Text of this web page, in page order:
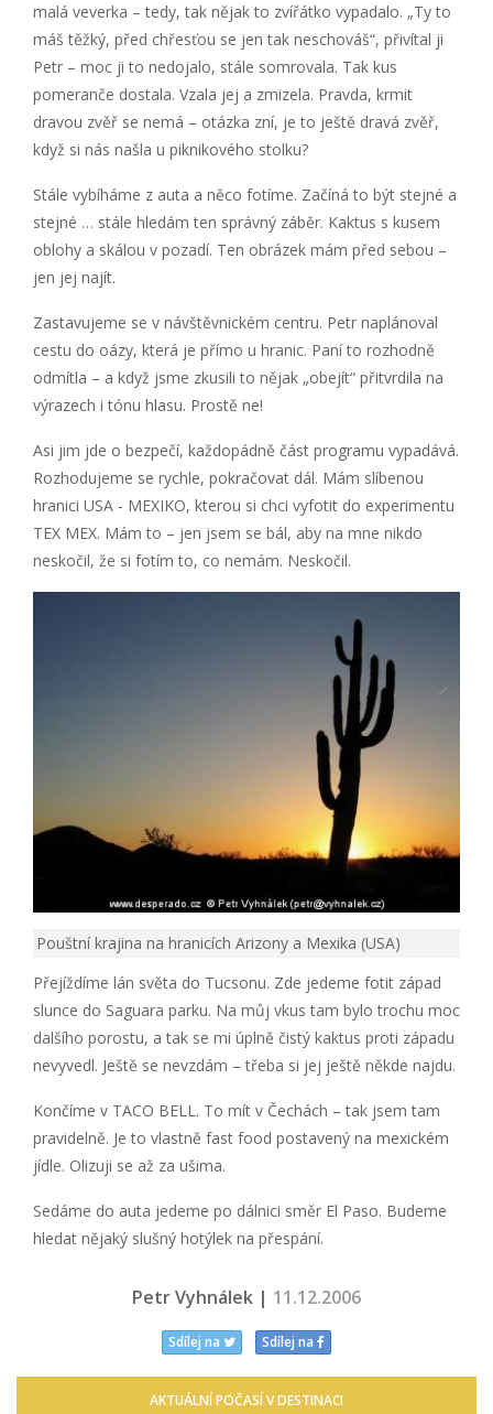
malá veverka – tedy, tak nějak to zvířátko vypadalo. „Ty to
máš těžký, před chřesťou se jen tak neschováš“, přivítal ji
Petr – moc ji to nedojalo, stále somrovala. Tak kus
pomeranče dostala. Vzala jej a zmizela. Pravda, krmit
dravou zvěř se nemá – otázka zní, je to ještě dravá zvěř,
když si nás našla u piknikového stolku?
Stále vybíháme z auta a něco fotíme. Začíná to být stejné a
stejné … stále hledám ten správný záběr. Kaktus s kusem
oblohy a skálou v pozadí. Ten obrázek mám před sebou –
jen jej najít.
Zastavujeme se v návštěvnickém centru. Petr naplánoval
cestu do oázy, která je přímo u hranic. Paní to rozhodně
odmítla – a když jsme zkusili to nějak „obejít“ přitvrdila na
výrazech i tónu hlasu. Prostě ne!
Asi jim jde o bezpečí, každopádně část programu vypadává.
Rozhodujeme se rychle, pokračovat dál. Mám slíbenou
hranici USA - MEXIKO, kterou si chci vyfotit do experimentu
TEX MEX. Mám to – jen jsem se bál, aby na mne nikdo
neskočil, že si fotím to, co nemám. Neskočil.
Pouštní krajina na hranicích Arizony a Mexika (USA)
Přejíždíme lán světa do Tucsonu. Zde jedeme fotit západ
slunce do Saguara parku. Na můj vkus tam bylo trochu moc
dalšího porostu, a tak se mi úplně čistý kaktus proti západu
nevyvedl. Ještě se nevzdám – třeba si jej ještě někde najdu.
Končíme v TACO BELL. To mít v Čechách – tak jsem tam
pravidelně. Je to vlastně fast food postavený na mexickém
jídle. Olizuji se až za ušima.
Sedáme do auta jedeme po dálnici směr El Paso. Budeme
hledat nějaký slušný hotýlek na přespání.
Petr Vyhnálek | 11.12.2006
Sdílej na Sdílej na
AKTUÁLNÍ POČASÍ V DESTINACI